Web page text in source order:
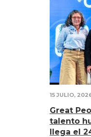
15 JULIO,
Great
talento
llega el